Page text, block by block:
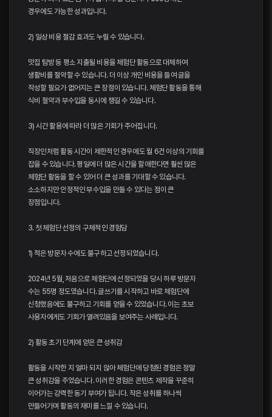
경우에도 가능한 성과입니다.
2) 일상 비용 절감 효과도 누릴 수 있습니다.
맛집 탐방 등 평소 지출될 비용을 체험단 활동으로 대체하여
생활비를 절약할 수 있습니다. 더 이상 개인 비용을 들여 글을
작성할 필요가 없어지는 큰 장점이 있습니다. 체험단 활동을 통해
식비 절약과 부수입을 동시에 챙길 수 있습니다.
3) 시간 활용에 따라 더 많은 기회가 주어집니다.
직장인처럼 활동 시간이 제한적인 경우에도 월 6건 이상의 기회를
잡을 수 있습니다. 평일에 더 많은 시간을 할애한다면 훨씬 많은
체험단 활동을 할 수 있어 더 큰 성과를 기대할 수 있습니다.
소소하지만 안정적인 부수입을 만들 수 있다는 점이 큰
장점입니다.
3. 첫 체험단 선정의 구체적인 경험담
1) 적은 방문자 수에도 불구하고 선정되었습니다.
2024년 5월, 처음으로 체험단에 선정되었을 당시 하루 방문자
수는 55명 정도였습니다. 글쓰기를 시작하고 바로 체험단에
신청했음에도 불구하고 기회를 얻을 수 있었습니다. 이는 초보
사용자에게도 기회가 열려있음을 보여주는 사례입니다.
2) 활동 초기 단계에 얻은 큰 성취감
활동을 시작한 지 얼마 되지 않아 체험단에 당첨된 경험은 정말
큰 성취감을 주었습니다. 이러한 경험은 콘텐츠 제작을 꾸준히
이어가는 강력한 동기 부여가 됩니다. 작은 성취를 하나씩
만들어가며 활동의 재미를 느낄 수 있습니다.